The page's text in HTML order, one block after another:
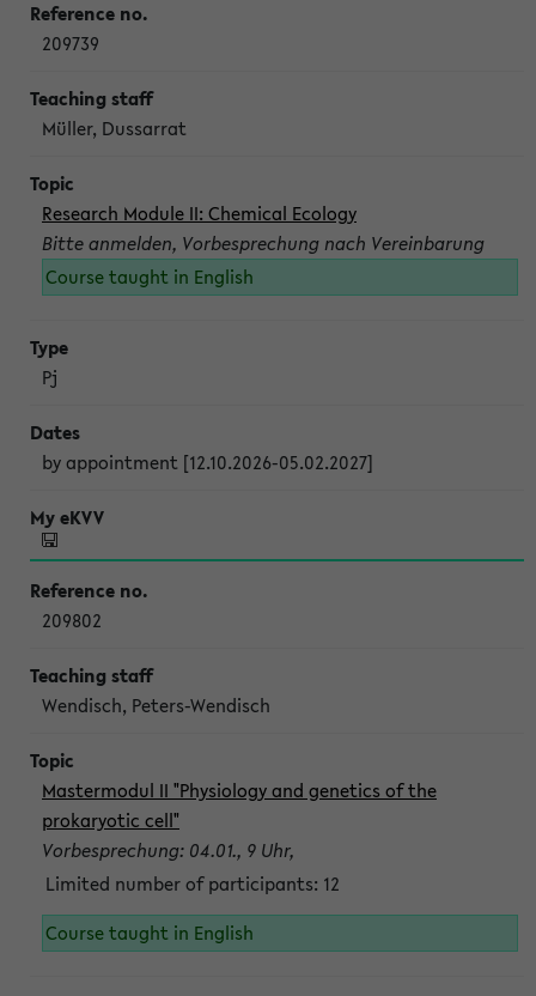
209739
Müller, Dussarrat
Research Module II: Chemical Ecology
Bitte anmelden, Vorbesprechung nach Vereinbarung
Course taught in English
Pj
by appointment [12.10.2026-05.02.2027]
209802
Wendisch, Peters-Wendisch
Mastermodul II "Physiology and genetics of the
prokaryotic cell"
Vorbesprechung: 04.01., 9 Uhr,
Limited number of participants: 12
Course taught in English